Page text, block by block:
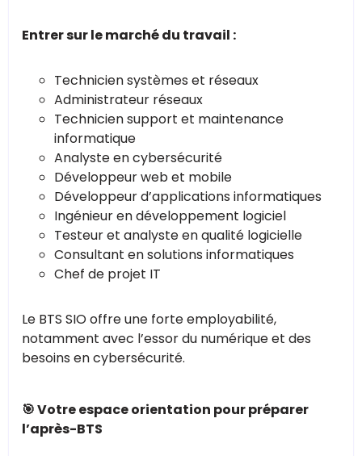
Entrer sur le marché du travail :
Technicien systèmes et réseaux
Administrateur réseaux
Technicien support et maintenance
informatique
Analyste en cybersécurité
Développeur web et mobile
Développeur d’applications informatiques
Ingénieur en développement logiciel
Testeur et analyste en qualité logicielle
Consultant en solutions informatiques
Chef de projet IT
Le BTS SIO offre une forte employabilité,
notamment avec l’essor du numérique et des
besoins en cybersécurité​.
🎯 Votre espace orientation pour préparer
l’après-BTS